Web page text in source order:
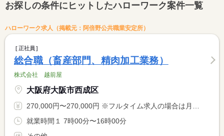
お探しの条件にヒットしたハローワーク案件一覧
ハローワーク求人（掲載元：阿倍野公共職業安定所）
正社員
総合職（畜産部門、精肉加工業務）
株式会社 越前屋
大阪府大阪市西成区
270,000円〜270,000円 ※フルタイム求人の場合は月額（換算額）、パート求人の場合は時間額を表示しています。
就業時間１ 7時00分〜16時00分